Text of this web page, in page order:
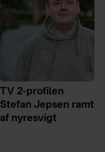
TV 2-profilen
Stefan Jepsen ramt
af nyresvigt